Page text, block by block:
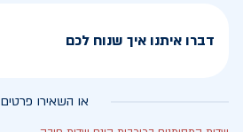
דברו איתנו איך שנוח לכם
או השאירו פרטים